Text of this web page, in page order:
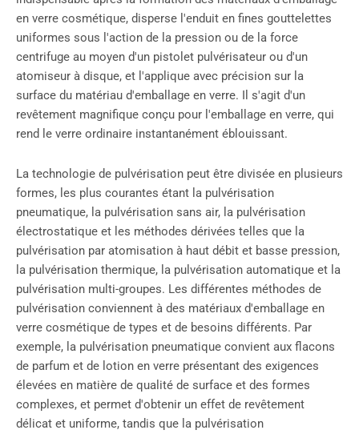
en verre cosmétique, disperse l'enduit en fines gouttelettes
uniformes sous l'action de la pression ou de la force
centrifuge au moyen d'un pistolet pulvérisateur ou d'un
atomiseur à disque, et l'applique avec précision sur la
surface du matériau d'emballage en verre. Il s'agit d'un
revêtement magnifique conçu pour l'emballage en verre, qui
rend le verre ordinaire instantanément éblouissant.
La technologie de pulvérisation peut être divisée en plusieurs
formes, les plus courantes étant la pulvérisation
pneumatique, la pulvérisation sans air, la pulvérisation
électrostatique et les méthodes dérivées telles que la
pulvérisation par atomisation à haut débit et basse pression,
la pulvérisation thermique, la pulvérisation automatique et la
pulvérisation multi-groupes. Les différentes méthodes de
pulvérisation conviennent à des matériaux d'emballage en
verre cosmétique de types et de besoins différents. Par
exemple, la pulvérisation pneumatique convient aux flacons
de parfum et de lotion en verre présentant des exigences
élevées en matière de qualité de surface et des formes
complexes, et permet d'obtenir un effet de revêtement
délicat et uniforme, tandis que la pulvérisation